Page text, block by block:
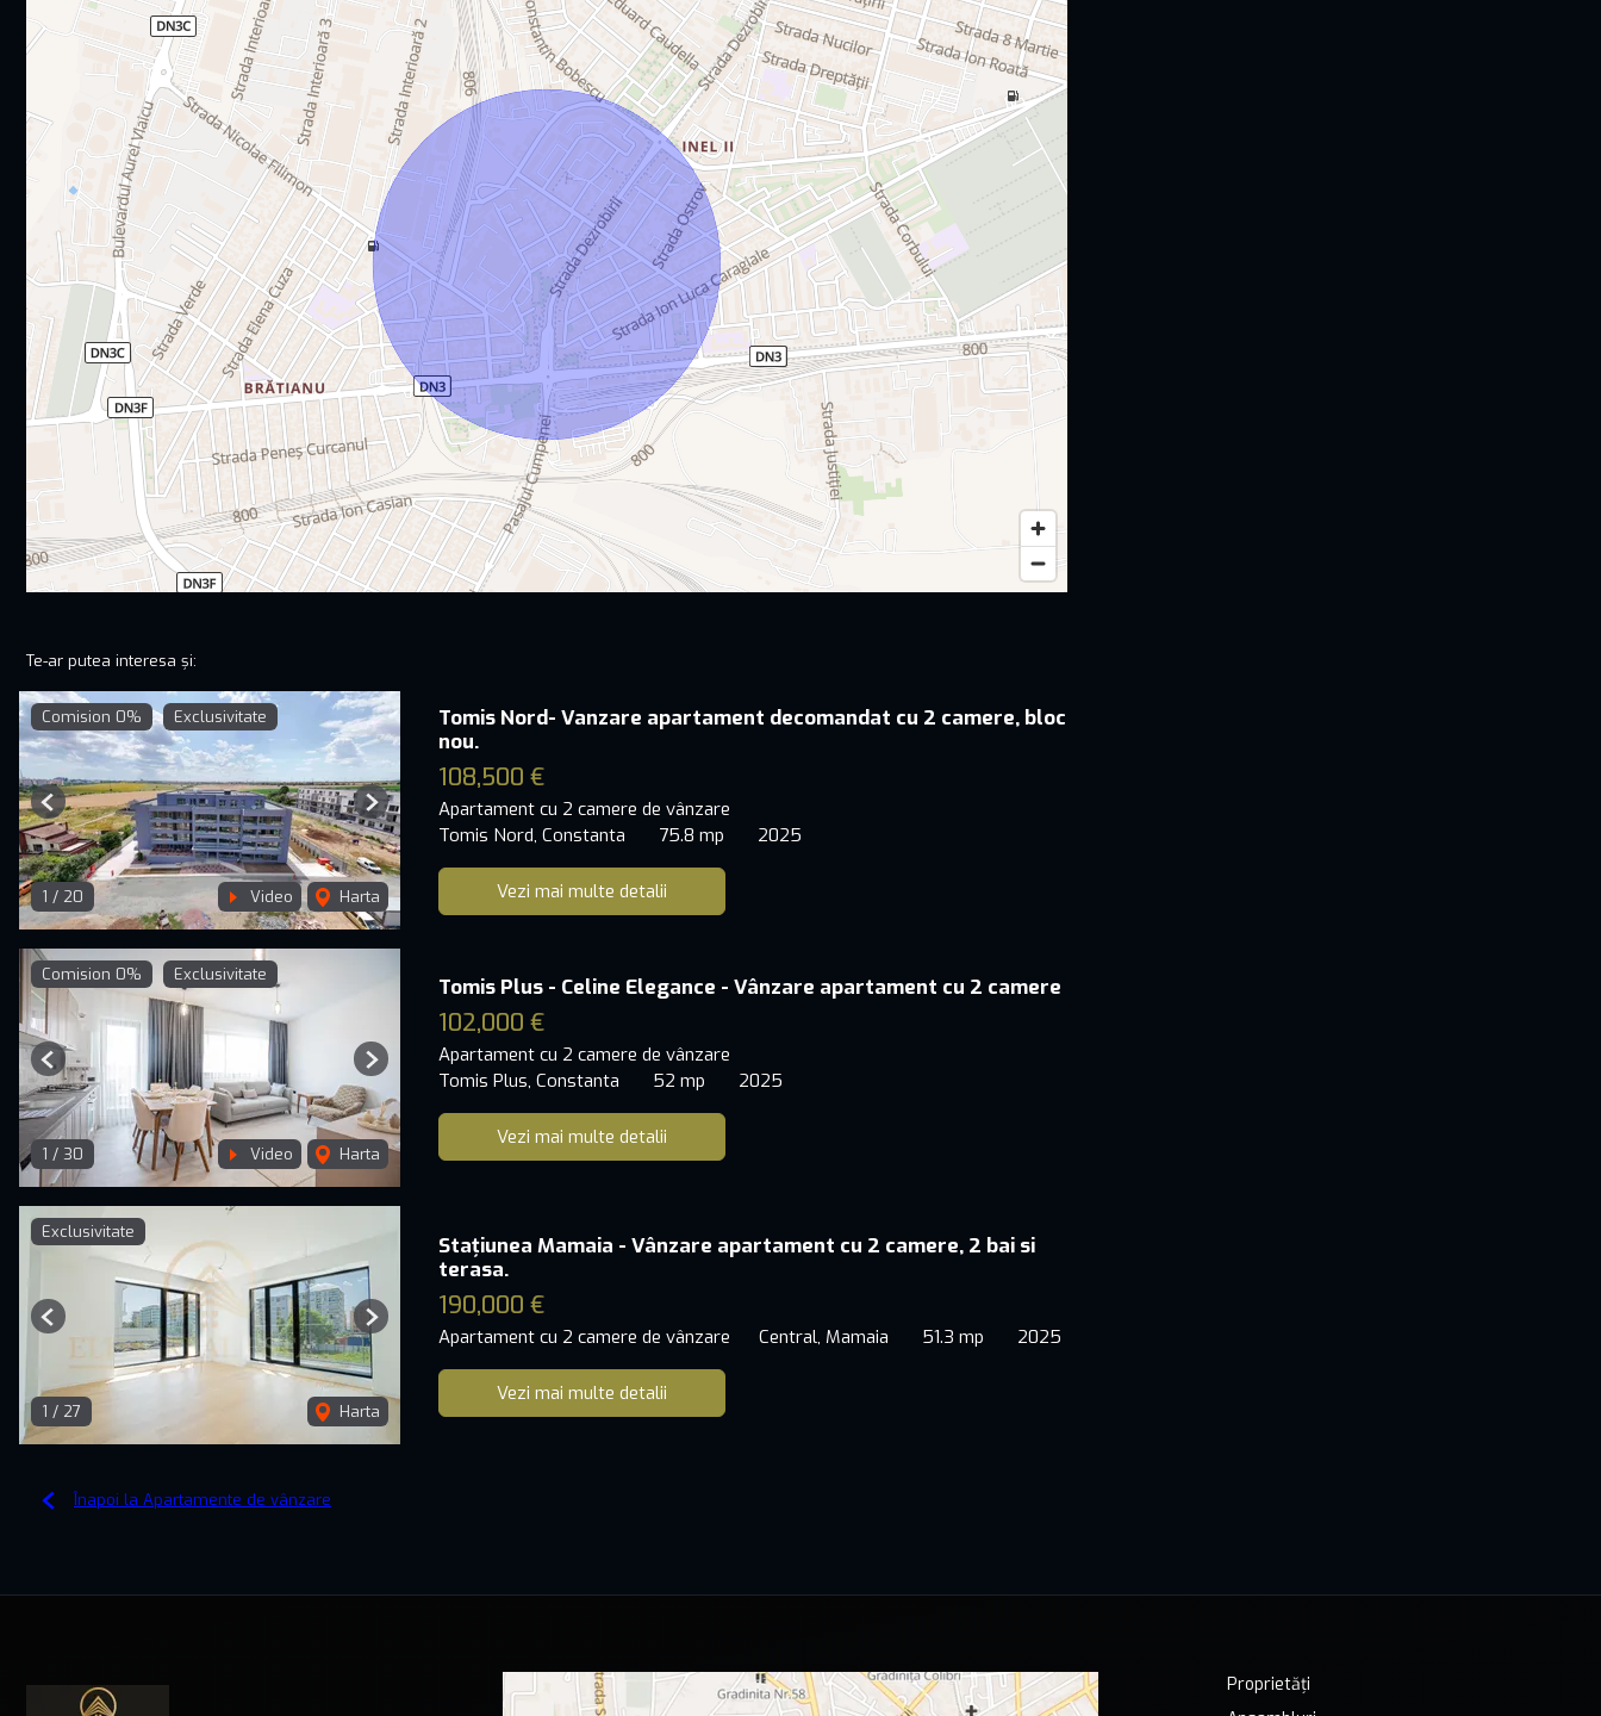
Te-ar putea interesa și:
Comision 0% Exclusivitate
1 / 20 Video Harta
Previous Next
Tomis Nord- Vanzare apartament decomandat cu 2 camere, bloc
nou.
108,500 €
Apartament cu 2 camere de vânzare
Tomis Nord, Constanta
75.8 mp 2025
Vezi mai multe detalii
Comision 0% Exclusivitate
1 / 30 Video Harta
Previous Next
Tomis Plus - Celine Elegance - Vânzare apartament cu 2 camere
102,000 €
Apartament cu 2 camere de vânzare
Tomis Plus, Constanta
52 mp 2025
Vezi mai multe detalii
Exclusivitate
1 / 27 Harta
Previous Next
Stațiunea Mamaia - Vânzare apartament cu 2 camere, 2 bai si
terasa.
190,000 €
Apartament cu 2 camere de vânzare Central, Mamaia 51.3 mp 2025
Vezi mai multe detalii
Înapoi la Apartamente de vânzare
Proprietăți